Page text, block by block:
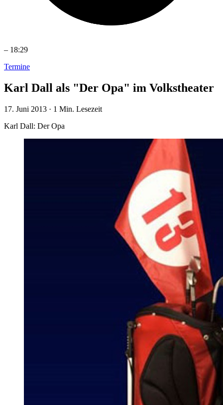
– 18:29
Termine
Karl Dall als "Der Opa" im Volkstheater
17. Juni 2013 · 1 Min. Lesezeit
Karl Dall: Der Opa